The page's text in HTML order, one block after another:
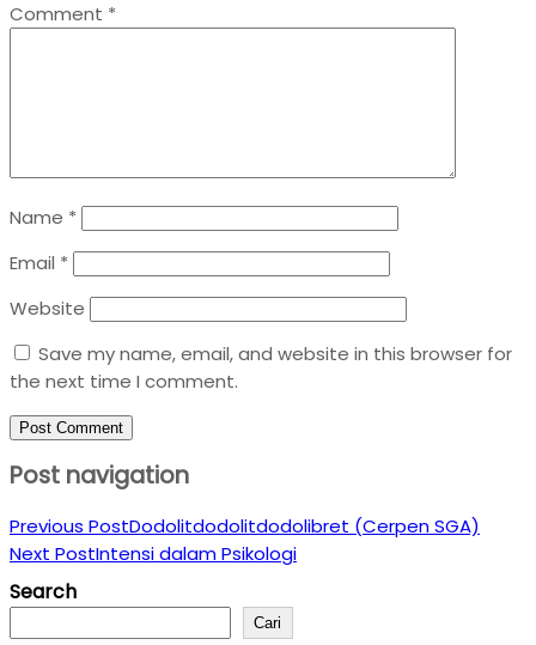
Comment *
Name *
Email *
Website
Save my name, email, and website in this browser for
the next time I comment.
Post navigation
Previous PostDodolitdodolitdodolibret (Cerpen SGA)
Next PostIntensi dalam Psikologi
Search
Cari